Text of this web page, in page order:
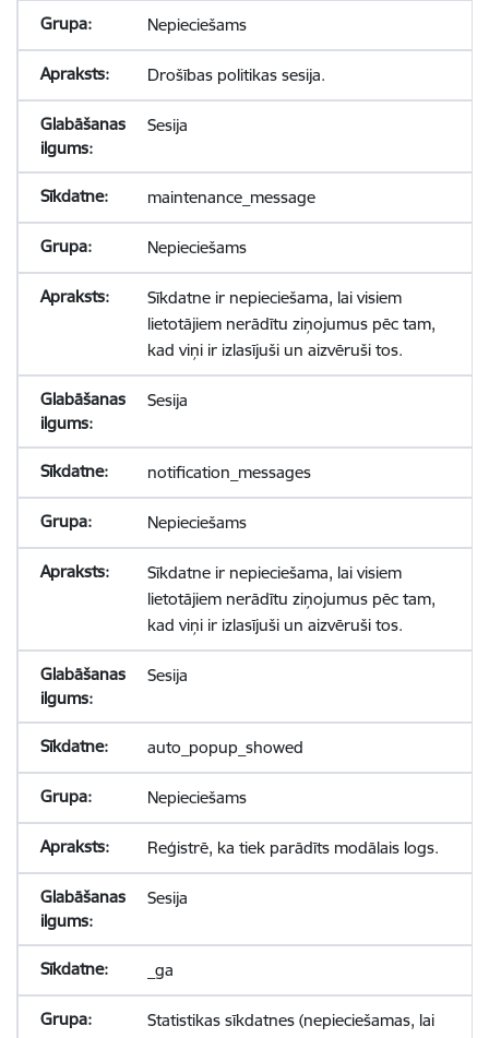
Nepieciešams
Drošības politikas sesija.
Sesija
maintenance_message
Nepieciešams
Sīkdatne ir nepieciešama, lai visiem
lietotājiem nerādītu ziņojumus pēc tam,
kad viņi ir izlasījuši un aizvēruši tos.
Sesija
notification_messages
Nepieciešams
Sīkdatne ir nepieciešama, lai visiem
lietotājiem nerādītu ziņojumus pēc tam,
kad viņi ir izlasījuši un aizvēruši tos.
Sesija
auto_popup_showed
Nepieciešams
Reģistrē, ka tiek parādīts modālais logs.
Sesija
_ga
Statistikas sīkdatnes (nepieciešamas, lai